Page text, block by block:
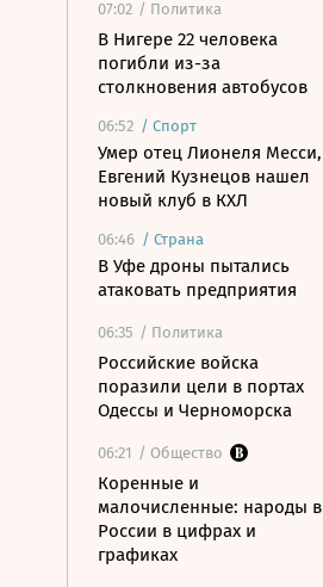
07:02 / Политика
В Нигере 22 человека
погибли из-за
столкновения автобусов
06:52 / Спорт
Умер отец Лионеля Месси,
Евгений Кузнецов нашел
новый клуб в КХЛ
06:46 / Страна
В Уфе дроны пытались
атаковать предприятия
06:35 / Политика
Российские войска
поразили цели в портах
Одессы и Черноморска
06:21 / Общество
Коренные и
малочисленные: народы в
России в цифрах и
графиках